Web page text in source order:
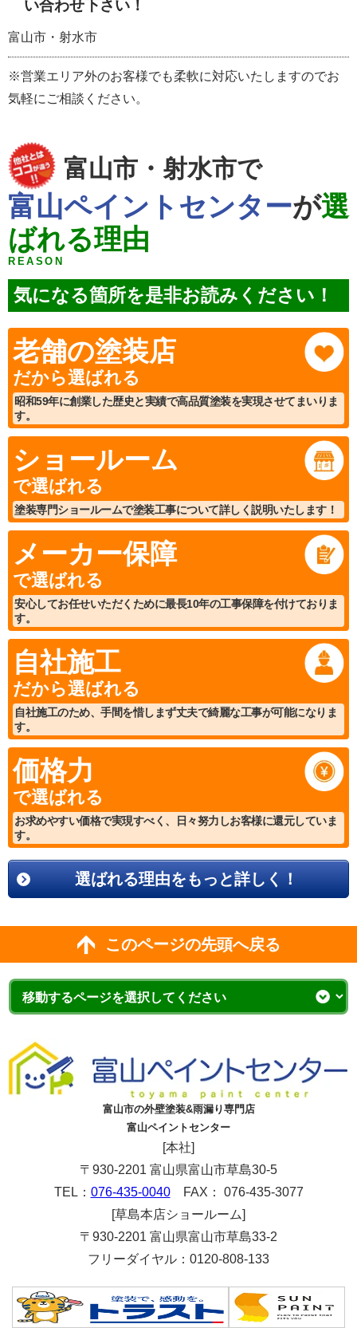
い合わせ下さい！
富山市・射水市
※営業エリア外のお客様でも柔軟に対応いたしますのでお
気軽にご相談ください。
富山市・射水市で
富山ペイントセンターが選
ばれる理由
REASON
気になる箇所を是非お読みください！
老舗の塗装店
だから選ばれる
昭和59年に創業した歴史と実績で高品質塗装を実現させてまいりま
す。
ショールーム
で選ばれる
塗装専門ショールームで塗装工事について詳しく説明いたします！
メーカー保障
で選ばれる
安心してお任せいただくために最長10年の工事保障を付けておりま
す。
自社施工
だから選ばれる
自社施工のため、手間を惜しまず丈夫で綺麗な工事が可能になりま
す。
価格力
で選ばれる
お求めやすい価格で実現すべく、日々努力しお客様に還元していま
す。
選ばれる理由をもっと詳しく！
このページの先頭へ戻る
富山市の外壁塗装&雨漏り専門店
富山ペイントセンター
[本社]
〒930-2201 富山県富山市草島30-5
TEL： 076-435-0040FAX： 076-435-3077
[草島本店ショールーム]
〒930-2201 富山県富山市草島33-2
フリーダイヤル：0120-808-133